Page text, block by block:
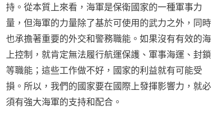
持。從本質上來看，海軍是保衛國家的一種軍事力
量，但海軍的力量除了基於可使用的武力之外，同時
也承擔著重要的外交和警務職能。如果沒有有效的海
上控制，就肯定無法履行航運保護、軍事海運、封鎖
等職能；這些工作做不好，國家的利益就有可能受
損。所以，我們的國家要在國際上發揮影響力，就必
須有強大海軍的支持和配合。